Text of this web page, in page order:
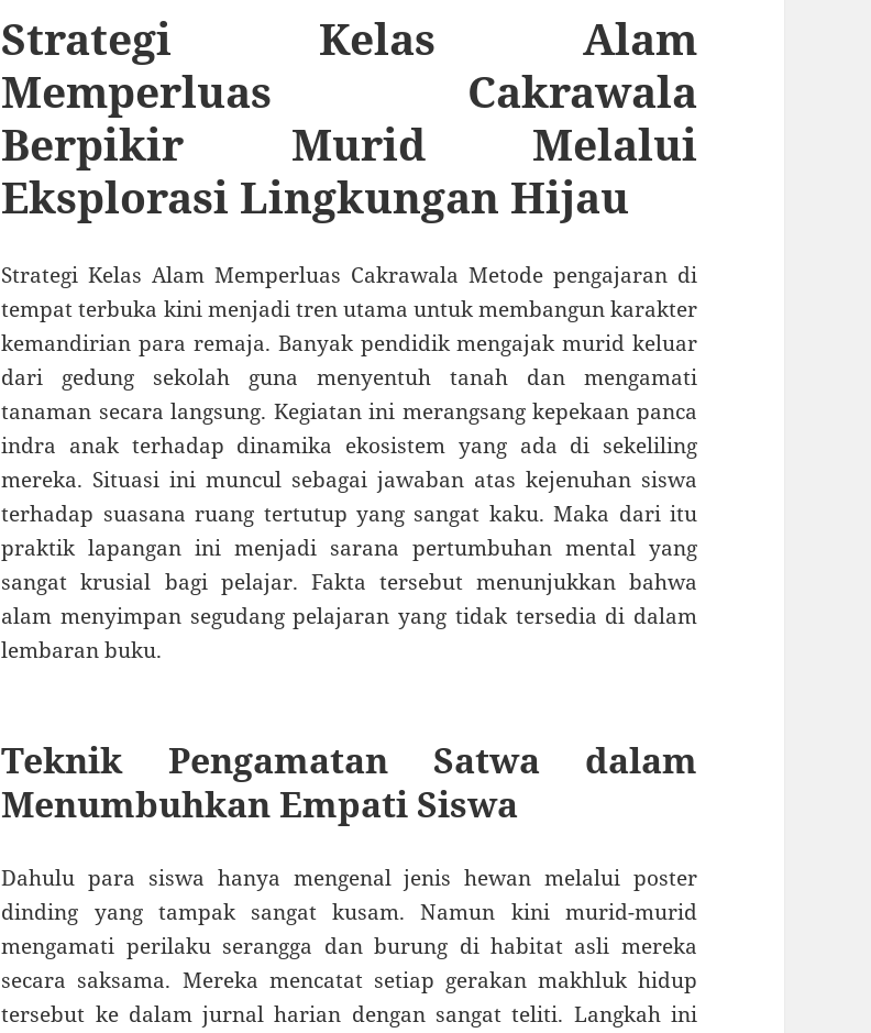
Strategi Kelas Alam
Memperluas Cakrawala
Berpikir Murid Melalui
Eksplorasi Lingkungan Hijau
Strategi Kelas Alam Memperluas Cakrawala Metode pengajaran di
tempat terbuka kini menjadi tren utama untuk membangun karakter
kemandirian para remaja. Banyak pendidik mengajak murid keluar
dari gedung sekolah guna menyentuh tanah dan mengamati
tanaman secara langsung. Kegiatan ini merangsang kepekaan panca
indra anak terhadap dinamika ekosistem yang ada di sekeliling
mereka. Situasi ini muncul sebagai jawaban atas kejenuhan siswa
terhadap suasana ruang tertutup yang sangat kaku. Maka dari itu
praktik lapangan ini menjadi sarana pertumbuhan mental yang
sangat krusial bagi pelajar. Fakta tersebut menunjukkan bahwa
alam menyimpan segudang pelajaran yang tidak tersedia di dalam
lembaran buku.
Teknik Pengamatan Satwa dalam
Menumbuhkan Empati Siswa
Dahulu para siswa hanya mengenal jenis hewan melalui poster
dinding yang tampak sangat kusam. Namun kini murid-murid
mengamati perilaku serangga dan burung di habitat asli mereka
secara saksama. Mereka mencatat setiap gerakan makhluk hidup
tersebut ke dalam jurnal harian dengan sangat teliti. Langkah ini